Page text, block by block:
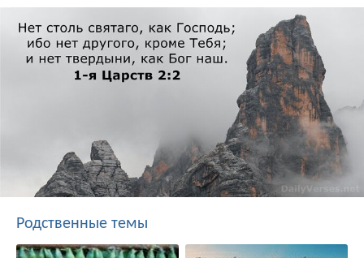
Родственные темы